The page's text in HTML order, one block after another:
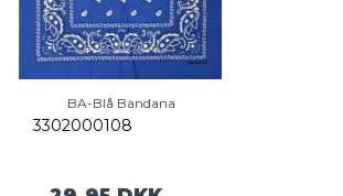
BA-Blå Bandana
3302000108